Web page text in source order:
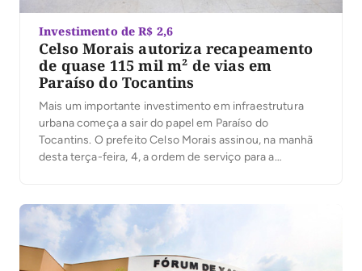
Investimento de R$ 2,6
Celso Morais autoriza recapeamento
de quase 115 mil m² de vias em
Paraíso do Tocantins
Mais um importante investimento em infraestrutura
urbana começa a sair do papel em Paraíso do
Tocantins. O prefeito Celso Morais assinou, na manhã
desta terça-feira, 4, a ordem de serviço para a
avenidas de cinco setores da cidade. Com
investimento […]